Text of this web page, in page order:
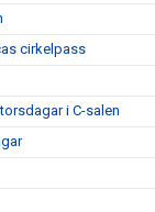
cirkelpass
i C-salen